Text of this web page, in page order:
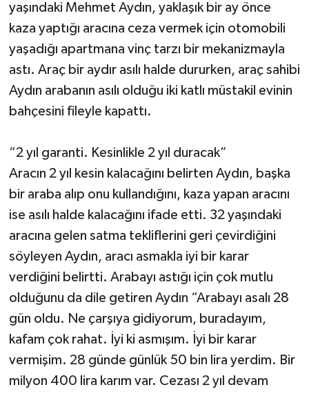
yaşındaki Mehmet Aydın, yaklaşık bir ay önce
kaza yaptığı aracına ceza vermek için otomobili
yaşadığı apartmana vinç tarzı bir mekanizmayla
astı. Araç bir aydır asılı halde dururken, araç sahibi
Aydın arabanın asılı olduğu iki katlı müstakil evinin
bahçesini fileyle kapattı.
“2 yıl garanti. Kesinlikle 2 yıl duracak”
Aracın 2 yıl kesin kalacağını belirten Aydın, başka
bir araba alıp onu kullandığını, kaza yapan aracını
ise asılı halde kalacağını ifade etti. 32 yaşındaki
aracına gelen satma tekliflerini geri çevirdiğini
söyleyen Aydın, aracı asmakla iyi bir karar
verdiğini belirtti. Arabayı astığı için çok mutlu
olduğunu da dile getiren Aydın “Arabayı asalı 28
gün oldu. Ne çarşıya gidiyorum, buradayım,
kafam çok rahat. İyi ki asmışım. İyi bir karar
vermişim. 28 günde günlük 50 bin lira yerdim. Bir
milyon 400 lira karım var. Cezası 2 yıl devam